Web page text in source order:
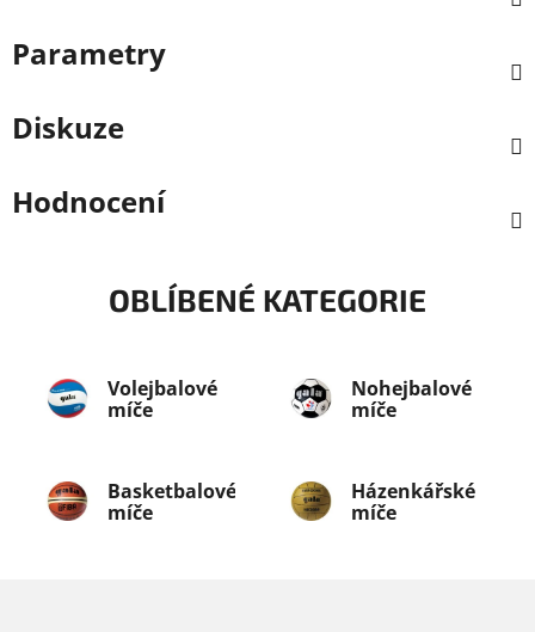
Parametry
Diskuze
Hodnocení
OBLÍBENÉ KATEGORIE
Volejbalové
míče
Nohejbalové
míče
Basketbalové
míče
Házenkářské
míče